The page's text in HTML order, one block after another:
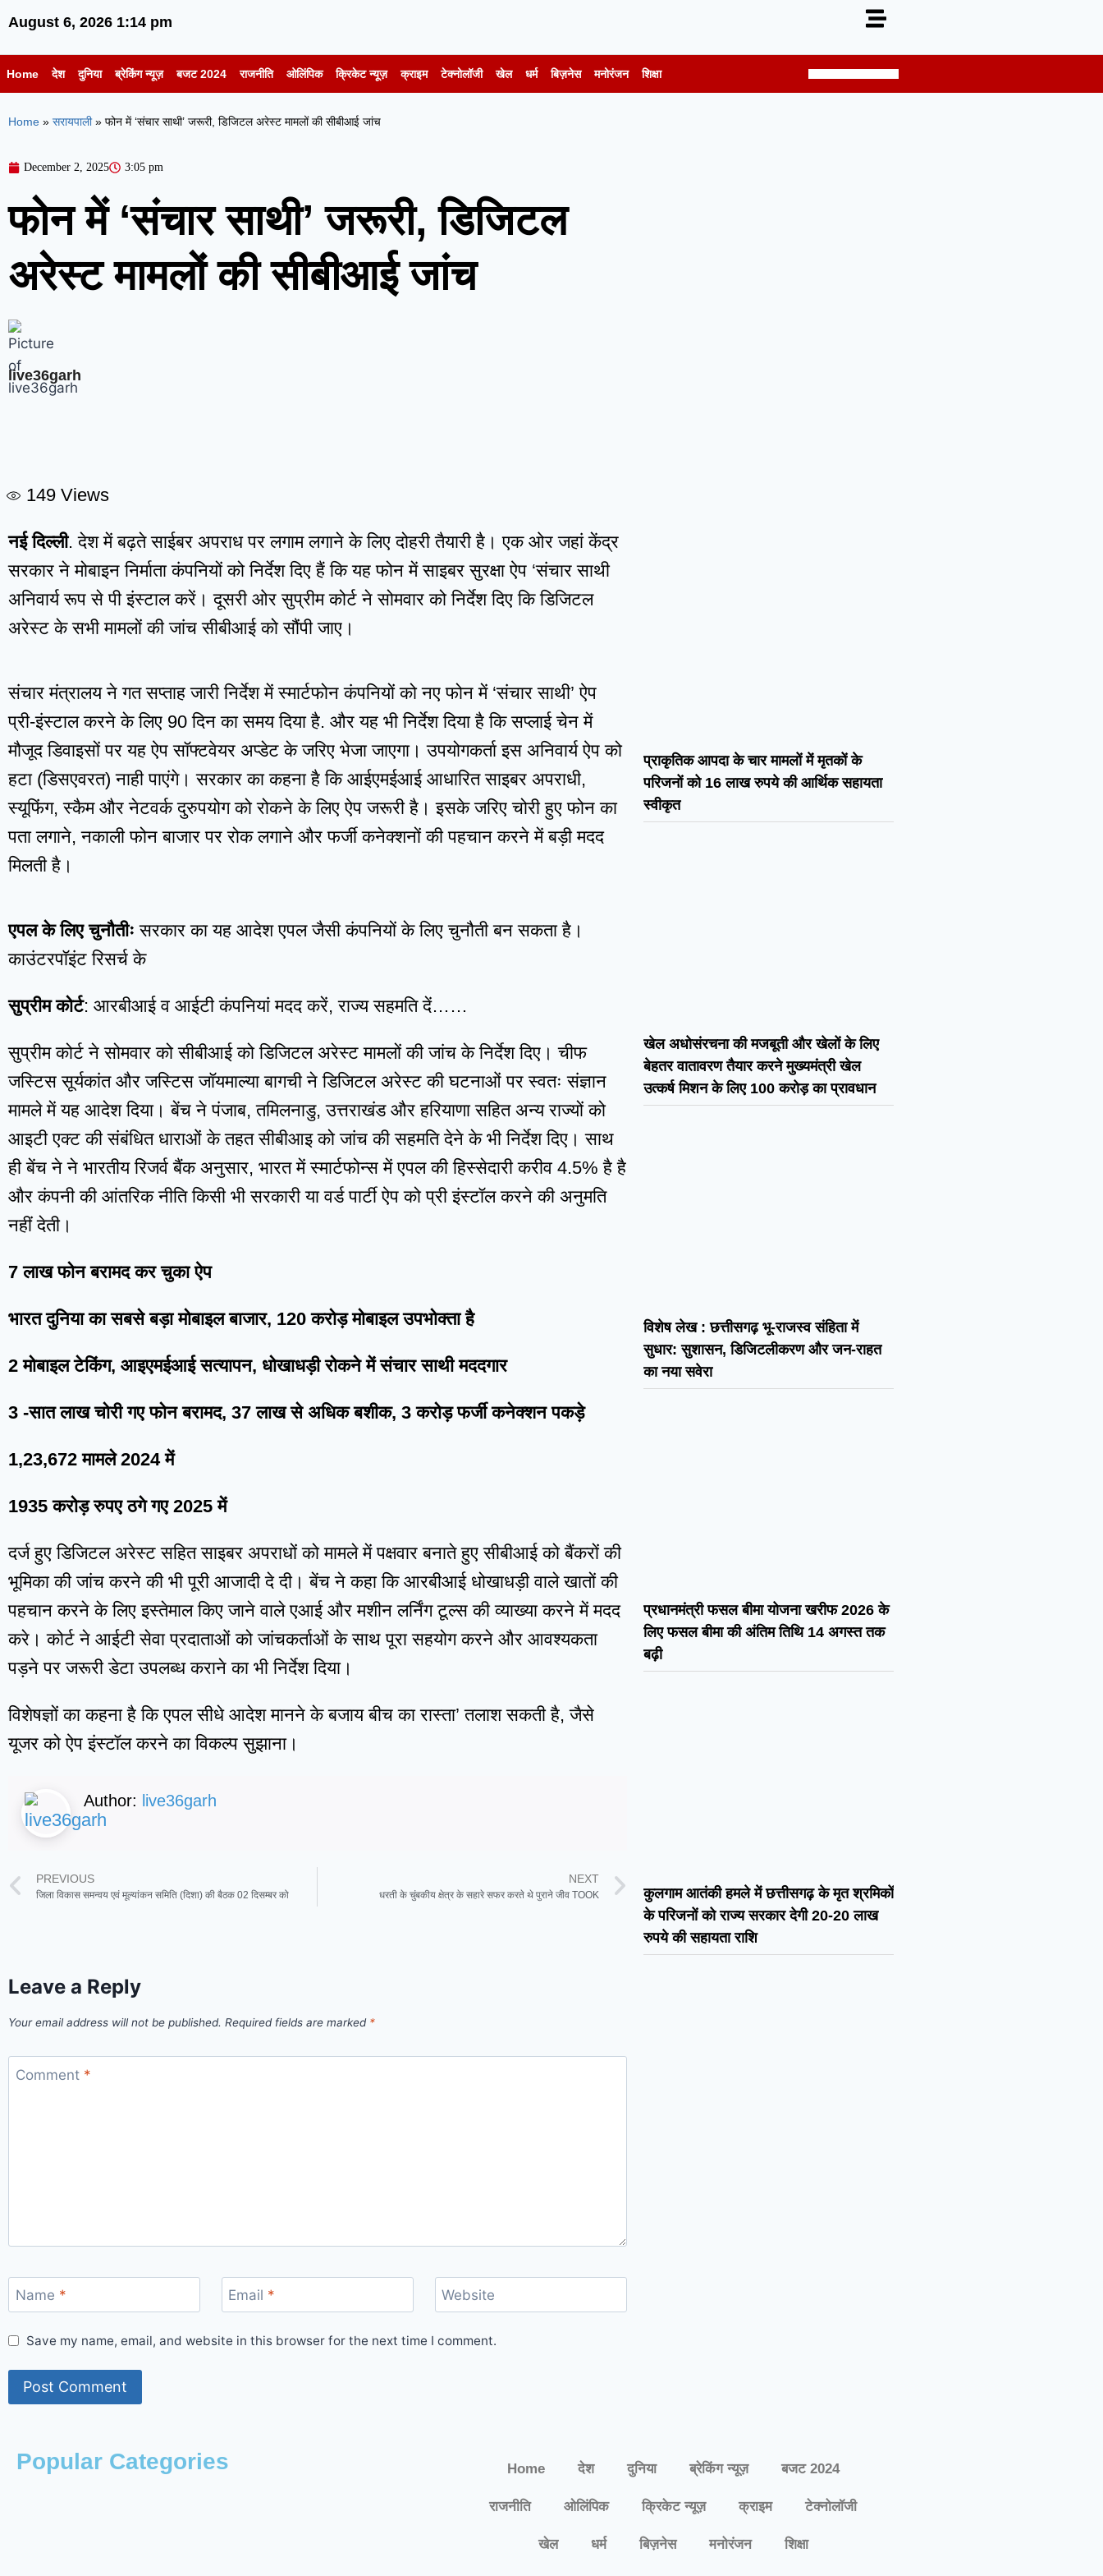
August 6, 2026 1:14 pm
Home देश दुनिया ब्रेकिंग न्यूज़ बजट 2024 राजनीति ओलिंपिक क्रिकेट न्यूज़ क्राइम टेक्नोलॉजी खेल धर्म बिज़नेस मनोरंजन शिक्षा
Home » सरायपाली » फोन में ‘संचार साथी’ जरूरी, डिजिटल अरेस्ट मामलों की सीबीआई जांच
December 2, 2025 3:05 pm
फोन में ‘संचार साथी’ जरूरी, डिजिटल
अरेस्ट मामलों की सीबीआई जांच
live36garh
149 Views
नई दिल्ली. देश में बढ़ते साईबर अपराध पर लगाम लगाने के लिए दोहरी तैयारी है। एक ओर जहां केंद्र
सरकार ने मोबाइन निर्माता कंपनियों को निर्देश दिए हैं कि यह फोन में साइबर सुरक्षा ऐप ‘संचार साथी
अनिवार्य रूप से पी इंस्टाल करें। दूसरी ओर सुप्रीम कोर्ट ने सोमवार को निर्देश दिए कि डिजिटल
अरेस्ट के सभी मामलों की जांच सीबीआई को सौंपी जाए।
संचार मंत्रालय ने गत सप्ताह जारी निर्देश में स्मार्टफोन कंपनियों को नए फोन में ‘संचार साथी’ ऐप
प्री-इंस्टाल करने के लिए 90 दिन का समय दिया है. और यह भी निर्देश दिया है कि सप्लाई चेन में
मौजूद डिवाइसों पर यह ऐप सॉफ्टवेयर अप्डेट के जरिए भेजा जाएगा। उपयोगकर्ता इस अनिवार्य ऐप को
हटा (डिसएवरत) नाही पाएंगे। सरकार का कहना है कि आईएमईआई आधारित साइबर अपराधी,
स्यूफिंग, स्कैम और नेटवर्क दुरुपयोग को रोकने के लिए ऐप जरूरी है। इसके जरिए चोरी हुए फोन का
पता लगाने, नकाली फोन बाजार पर रोक लगाने और फर्जी कनेक्शनों की पहचान करने में बड़ी मदद
मिलती है।
एपल के लिए चुनौतीः सरकार का यह आदेश एपल जैसी कंपनियों के लिए चुनौती बन सकता है।
काउंटरपॉइंट रिसर्च के
सुप्रीम कोर्ट: आरबीआई व आईटी कंपनियां मदद करें, राज्य सहमति दें……
सुप्रीम कोर्ट ने सोमवार को सीबीआई को डिजिटल अरेस्ट मामलों की जांच के निर्देश दिए। चीफ
जस्टिस सूर्यकांत और जस्टिस जॉयमाल्या बागची ने डिजिटल अरेस्ट की घटनाओं पर स्वतः संज्ञान
मामले में यह आदेश दिया। बेंच ने पंजाब, तमिलनाडु, उत्तराखंड और हरियाणा सहित अन्य राज्यों को
आइटी एक्ट की संबंधित धाराओं के तहत सीबीआइ को जांच की सहमति देने के भी निर्देश दिए। साथ
ही बेंच ने ने भारतीय रिजर्व बैंक अनुसार, भारत में स्मार्टफोन्स में एपल की हिस्सेदारी करीव 4.5% है है
और कंपनी की आंतरिक नीति किसी भी सरकारी या वर्ड पार्टी ऐप को प्री इंस्टॉल करने की अनुमति
नहीं देती।
7 लाख फोन बरामद कर चुका ऐप
भारत दुनिया का सबसे बड़ा मोबाइल बाजार, 120 करोड़ मोबाइल उपभोक्ता है
2 मोबाइल टेकिंग, आइएमईआई सत्यापन, धोखाधड़ी रोकने में संचार साथी मददगार
3 -सात लाख चोरी गए फोन बरामद, 37 लाख से अधिक बशीक, 3 करोड़ फर्जी कनेक्शन पकड़े
1,23,672 मामले 2024 में
1935 करोड़ रुपए ठगे गए 2025 में
दर्ज हुए डिजिटल अरेस्ट सहित साइबर अपराधों को मामले में पक्षवार बनाते हुए सीबीआई को बैंकरों की
भूमिका की जांच करने की भी पूरी आजादी दे दी। बेंच ने कहा कि आरबीआई धोखाधड़ी वाले खातों की
पहचान करने के लिए इस्तेमाल किए जाने वाले एआई और मशीन लर्निंग टूल्स की व्याख्या करने में मदद
करे। कोर्ट ने आईटी सेवा प्रदाताओं को जांचकर्ताओं के साथ पूरा सहयोग करने और आवश्यकता
पड़ने पर जरूरी डेटा उपलब्ध कराने का भी निर्देश दिया।
विशेषज्ञों का कहना है कि एपल सीधे आदेश मानने के बजाय बीच का रास्ता’ तलाश सकती है, जैसे
यूजर को ऐप इंस्टॉल करने का विकल्प सुझाना।
Author: live36garh
PREVIOUS
जिला विकास समन्वय एवं मूल्यांकन समिति (दिशा) की बैठक 02 दिसम्बर को
NEXT
धरती के चुंबकीय क्षेत्र के सहारे सफर करते थे पुराने जीव TOOK
Leave a Reply
Your email address will not be published. Required fields are marked *
Comment *
Name * Email * Website
Save my name, email, and website in this browser for the next time I comment.
प्राकृतिक आपदा के चार मामलों में मृतकों के
परिजनों को 16 लाख रुपये की आर्थिक सहायता
स्वीकृत
खेल अधोसंरचना की मजबूती और खेलों के लिए
बेहतर वातावरण तैयार करने मुख्यमंत्री खेल
उत्कर्ष मिशन के लिए 100 करोड़ का प्रावधान
विशेष लेख : छत्तीसगढ़ भू-राजस्व संहिता में
सुधार: सुशासन, डिजिटलीकरण और जन-राहत
का नया सवेरा
प्रधानमंत्री फसल बीमा योजना खरीफ 2026 के
लिए फसल बीमा की अंतिम तिथि 14 अगस्त तक
बढ़ी
कुलगाम आतंकी हमले में छत्तीसगढ़ के मृत श्रमिकों
के परिजनों को राज्य सरकार देगी 20-20 लाख
रुपये की सहायता राशि
Popular Categories Home देश दुनिया ब्रेकिंग न्यूज़ बजट 2024
राजनीति ओलिंपिक क्रिकेट न्यूज़ क्राइम टेक्नोलॉजी
खेल धर्म बिज़नेस मनोरंजन शिक्षा